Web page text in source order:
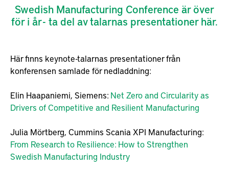
Swedish Manufacturing Conference är över
för i år - ta del av talarnas presentationer här.
Här finns keynote-talarnas presentationer från
konferensen samlade för nedladdning:
Elin Haapaniemi, Siemens: Net Zero and Circularity as
Drivers of Competitive and Resilient Manufacturing
Julia Mörtberg, Cummins Scania XPI Manufacturing:
From Research to Resilience: How to Strengthen
Swedish Manufacturing Industry